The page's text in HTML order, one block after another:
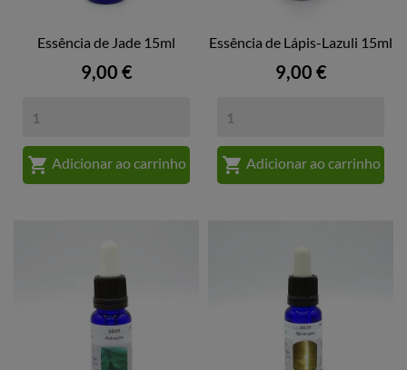
Essência de Jade 15ml
Preço
9,00 €
 Adicionar ao carrinho
Essência de Lápis-Lazuli 15ml
Preço
9,00 €
 Adicionar ao carrinho